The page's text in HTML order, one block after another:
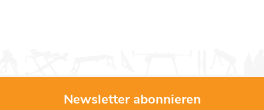
l
r
Newsletter abonnieren